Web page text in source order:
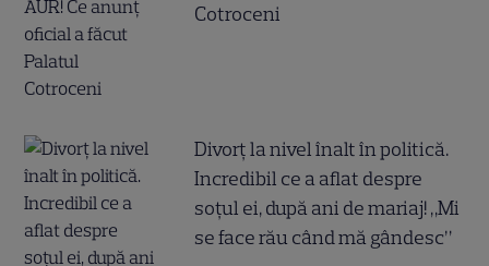
Cotroceni
Divorț la nivel înalt în politică.
Incredibil ce a aflat despre
soțul ei, după ani de mariaj! „Mi
se face rău când mă gândesc”